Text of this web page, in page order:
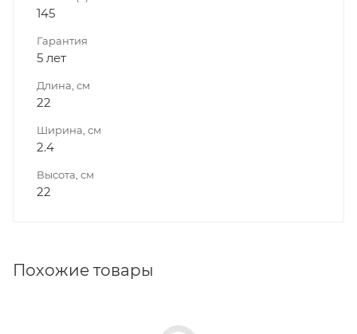
145
Гарантия
5 лет
Длина, см
22
Ширина, см
2.4
Высота, см
22
Похожие товары